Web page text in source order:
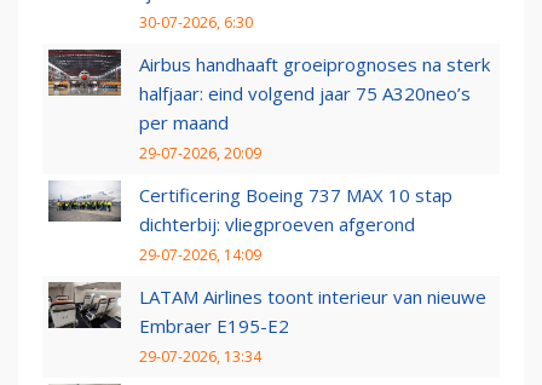
30-07-2026, 6:30
Airbus handhaaft groeiprognoses na sterk
halfjaar: eind volgend jaar 75 A320neo’s
per maand
29-07-2026, 20:09
Certificering Boeing 737 MAX 10 stap
dichterbij: vliegproeven afgerond
29-07-2026, 14:09
LATAM Airlines toont interieur van nieuwe
Embraer E195-E2
29-07-2026, 13:34